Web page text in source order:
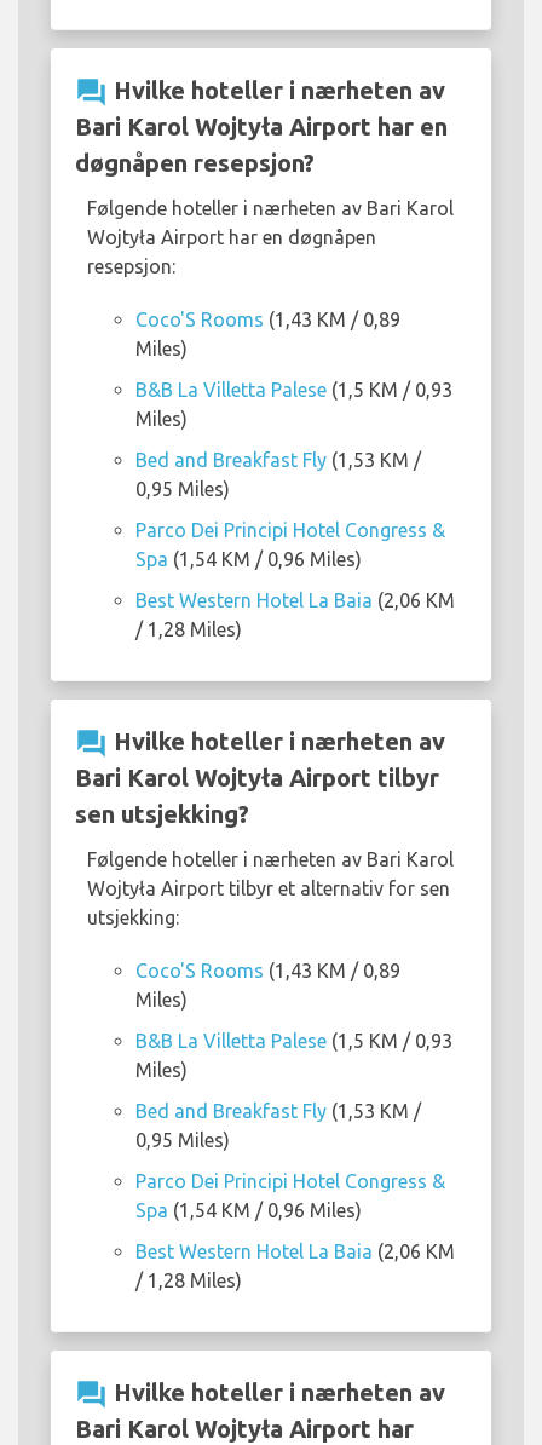
question_answer Hvilke hoteller i nærheten av
Bari Karol Wojtyła Airport har en
døgnåpen resepsjon?
Følgende hoteller i nærheten av Bari Karol
Wojtyła Airport har en døgnåpen
resepsjon:
Coco'S Rooms (1,43 KM / 0,89
Miles)
B&B La Villetta Palese (1,5 KM / 0,93
Miles)
Bed and Breakfast Fly (1,53 KM /
0,95 Miles)
Parco Dei Principi Hotel Congress &
Spa (1,54 KM / 0,96 Miles)
Best Western Hotel La Baia (2,06 KM
/ 1,28 Miles)
question_answer Hvilke hoteller i nærheten av
Bari Karol Wojtyła Airport tilbyr
sen utsjekking?
Følgende hoteller i nærheten av Bari Karol
Wojtyła Airport tilbyr et alternativ for sen
utsjekking:
Coco'S Rooms (1,43 KM / 0,89
Miles)
B&B La Villetta Palese (1,5 KM / 0,93
Miles)
Bed and Breakfast Fly (1,53 KM /
0,95 Miles)
Parco Dei Principi Hotel Congress &
Spa (1,54 KM / 0,96 Miles)
Best Western Hotel La Baia (2,06 KM
/ 1,28 Miles)
question_answer Hvilke hoteller i nærheten av
Bari Karol Wojtyła Airport har